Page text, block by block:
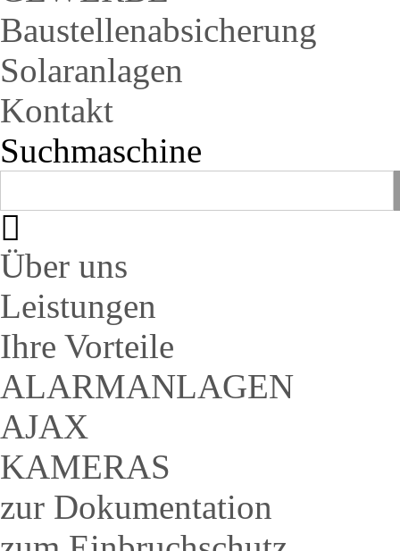
Baustellenabsicherung
Solaranlagen
Kontakt
Suchmaschine
Über uns
Leistungen
Ihre Vorteile
ALARMANLAGEN
AJAX
KAMERAS
zur Dokumentation